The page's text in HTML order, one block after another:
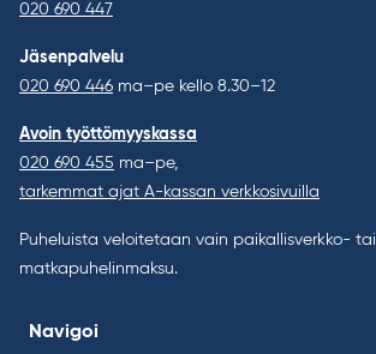
020 690 447
Jäsenpalvelu
020 690 446 ma–pe kello 8.30–12
Avoin työttömyyskassa
020 690 455 ma–pe,
tarkemmat ajat A-kassan verkkosivuilla
Puheluista veloitetaan vain paikallisverkko- tai
matkapuhelinmaksu.
Navigoi